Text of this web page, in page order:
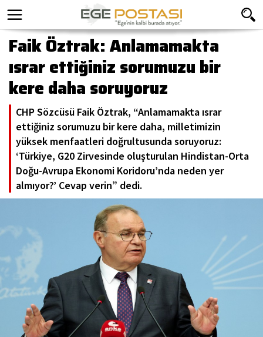
Faik Öztrak: Anlamamakta
ısrar ettiğiniz sorumuzu bir
kere daha soruyoruz
CHP Sözcüsü Faik Öztrak, “Anlamamakta ısrar
ettiğiniz sorumuzu bir kere daha, milletimizin
yüksek menfaatleri doğrultusunda soruyoruz:
‘Türkiye, G20 Zirvesinde oluşturulan Hindistan-Orta
Doğu-Avrupa Ekonomi Koridoru’nda neden yer
almıyor?’ Cevap verin” dedi.